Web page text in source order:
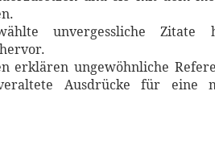
unvergessliche Zitate
erklären ungewöhnliche
Ausdrücke für eine